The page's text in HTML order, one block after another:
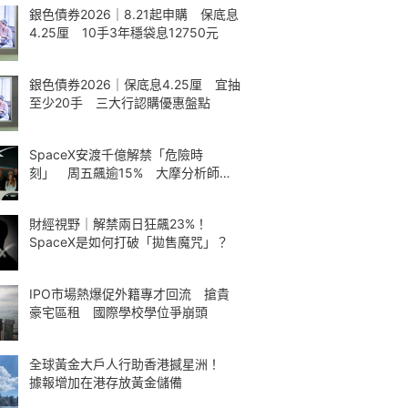
銀色債券2026｜8.21起申購 保底息
4.25厘 10手3年穩袋息12750元
銀色債券2026｜保底息4.25厘 宜抽
至少20手 三大行認購優惠盤點
SpaceX安渡千億解禁「危險時
刻」 周五飆逾15% 大摩分析師神
財經視野｜解禁兩日狂飆23%！
SpaceX是如何打破「拋售魔咒」？
IPO市場熱爆促外籍專才回流 搶貴
豪宅區租 國際學校學位爭崩頭
全球黃金大戶人行助香港撼星洲！
據報增加在港存放黃金儲備